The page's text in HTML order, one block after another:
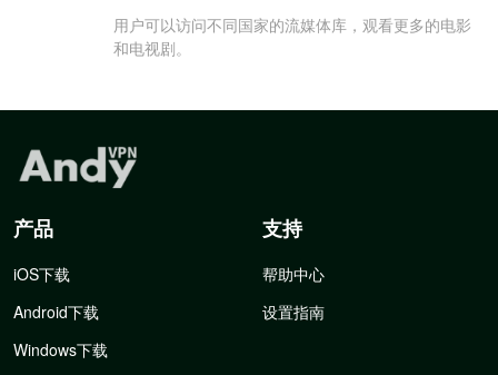
用户可以访问不同国家的流媒体库，观看更多的电影
和电视剧。
产品
iOS下载
Android下载
Windows下载
支持
帮助中心
设置指南